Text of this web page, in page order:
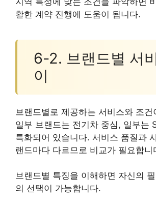
활한 계약 진행에 도움이 됩니다.
6-2. 브랜드별 서
이
브랜드별로 제공하는 서비스와 조
일부 브랜드는 전기차 중심, 일부는
특화되어 있습니다. 서비스 품질과
랜드마다 다르므로 비교가 필요합니
브랜드별 특징을 이해하면 자신의
의 선택이 가능합니다.